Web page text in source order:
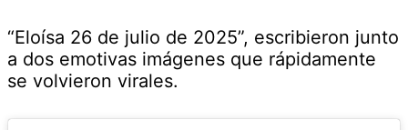
“Eloísa 26 de julio de 2025”, escribieron junto
a dos emotivas imágenes que rápidamente
se volvieron virales.